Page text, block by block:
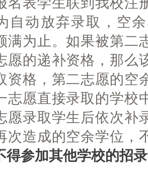
自动放弃录取，空
满为止。如果被第二
愿的递补资格，那么
资格，第二志愿的空
志愿直接录取的学校
愿录取学生后依次补
次造成的空余学位，
得参加其他学校的招